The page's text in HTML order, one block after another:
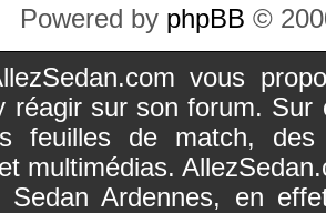
Powered by phpBB ©
vous
réagir sur son forum.
feuilles de match, des
multimédias.
Sedan Ardennes, en